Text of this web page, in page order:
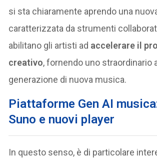
si sta chiaramente aprendo una
caratterizzata da strumenti
abilitano gli artisti ad accelerare il
creativo, fornendo uno straordinario
generazione di nuova musica.
Piattaforme Gen AI
Suno e nuovi player
In questo senso, è di particolare